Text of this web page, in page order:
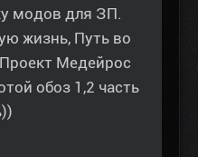
модов для ЗП.
жизнь, Путь во
Медейрос
обоз 1,2 часть